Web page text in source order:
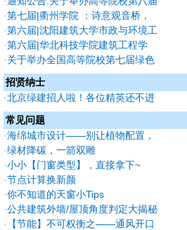
道获奖作品）
设计（A赛道获奖作品）
绿色建筑技能与创意大赛（公益）
的通知
·第七届|衢州学院 ：诗意观音桥，
茗竹创意谷 — 乡村工业厂房低碳改
造设计（A赛道获奖作品）
·第六届|沈阳建筑大学市政与环境工
程学院—腊前似春（B赛道获奖作
品）
·第六届|华北科技学院建筑工程学
院-绿运馆：突破创新，迈向可持续
体育建筑（B赛道获奖作品）
·关于举办全国高等院校第七届绿色
建筑技能（公益）大赛的通知
招贤纳士
·北京绿建招人啦！各位精英还不进
来看看!
常见问题
·海绵城市设计——别让植物配置，
拖垮你的出图效率
·绿材降碳，一箭双雕
·小小【门窗类型】，直接拿下~
·节点计算换新颜
·你不知道的天窗小Tips
·公共建筑外墙/屋顶角度判定大揭秘
·
【节能】不可权衡之——通风开口